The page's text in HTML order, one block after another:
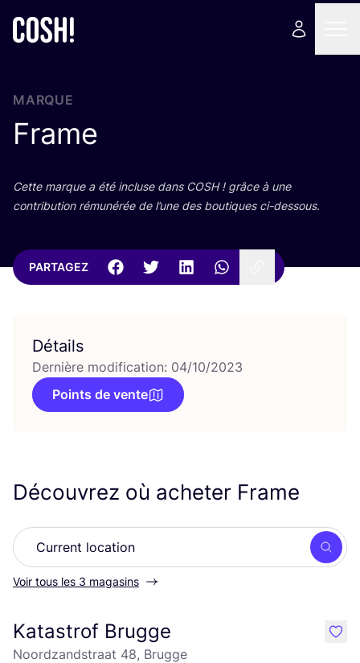
MARQUE
Frame
Cette marque a été incluse dans COSH! grâce à une
contri­bu­tion rému­né­rée de l’une des bou­tiques ci-dessous.
PARTAGEZ
Détails
Dernière modification: 04/10/2023
Points de vente
Découvrez où acheter Frame
Voir tous les 3 magasins
Katastrof Brugge
Noordzandstraat 48, Brugge
like